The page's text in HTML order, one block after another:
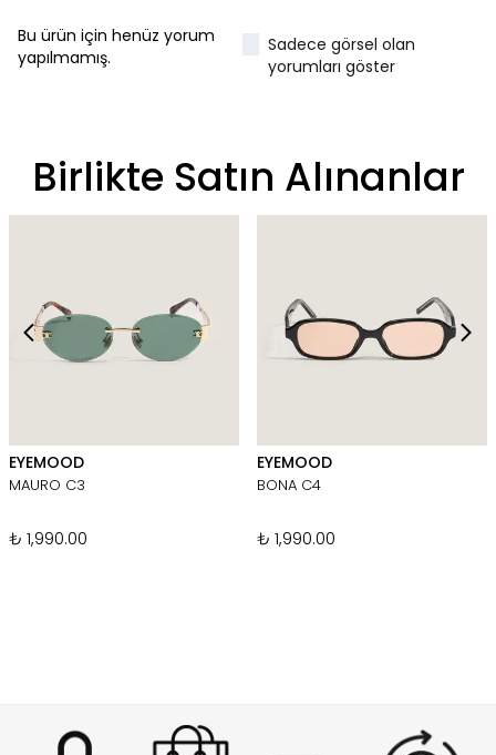
Bu ürün için henüz yorum
yapılmamış.
Sadece görsel olan
yorumları göster
Birlikte Satın Alınanlar
EYEMOOD
MAURO C3
₺ 1,990.00
EYEMOOD
BONA C4
₺ 1,990.00